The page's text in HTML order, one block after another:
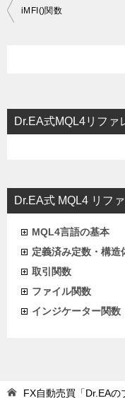
投
ー
ン
iMFI()関数
Dr.EA式MQL4リファ
Dr.EA式 MQL4 リフ
MQL4言語の基本
定義済み定数・構造
取引関数
ファイル関数
インジケーター関数
FX自動売買「Dr.EAの